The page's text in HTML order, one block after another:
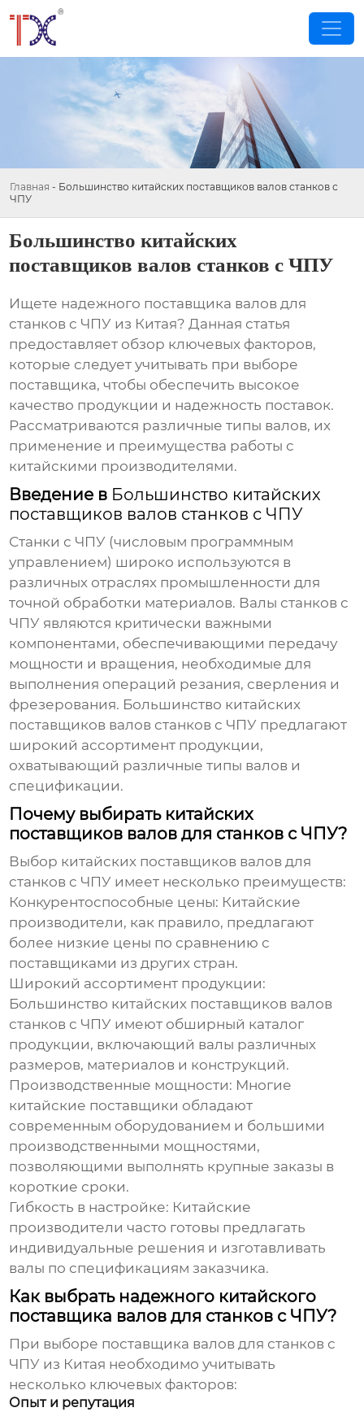
Главная - Большинство китайских поставщиков валов станков с
ЧПУ
Большинство китайских
поставщиков валов станков с ЧПУ
Ищете надежного поставщика валов для
станков с ЧПУ из Китая? Данная статья
предоставляет обзор ключевых факторов,
которые следует учитывать при выборе
поставщика, чтобы обеспечить высокое
качество продукции и надежность поставок.
Рассматриваются различные типы валов, их
применение и преимущества работы с
китайскими производителями.
Введение в Большинство китайских
поставщиков валов станков с ЧПУ
Станки с ЧПУ (числовым программным
управлением) широко используются в
различных отраслях промышленности для
точной обработки материалов. Валы станков с
ЧПУ являются критически важными
компонентами, обеспечивающими передачу
мощности и вращения, необходимые для
выполнения операций резания, сверления и
фрезерования. Большинство китайских
поставщиков валов станков с ЧПУ предлагают
широкий ассортимент продукции,
охватывающий различные типы валов и
спецификации.
Почему выбирать китайских
поставщиков валов для станков с ЧПУ?
Выбор китайских поставщиков валов для
станков с ЧПУ имеет несколько преимуществ:
Конкурентоспособные цены: Китайские
производители, как правило, предлагают
более низкие цены по сравнению с
поставщиками из других стран.
Широкий ассортимент продукции:
Большинство китайских поставщиков валов
станков с ЧПУ имеют обширный каталог
продукции, включающий валы различных
размеров, материалов и конструкций.
Производственные мощности: Многие
китайские поставщики обладают
современным оборудованием и большими
производственными мощностями,
позволяющими выполнять крупные заказы в
короткие сроки.
Гибкость в настройке: Китайские
производители часто готовы предлагать
индивидуальные решения и изготавливать
валы по спецификациям заказчика.
Как выбрать надежного китайского
поставщика валов для станков с ЧПУ?
При выборе поставщика валов для станков с
ЧПУ из Китая необходимо учитывать
несколько ключевых факторов:
Опыт и репутация